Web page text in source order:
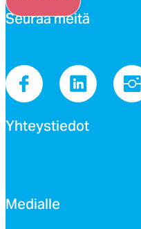
Seu­raa mei­tä
Yh­teys­tie­dot
Me­dial­le